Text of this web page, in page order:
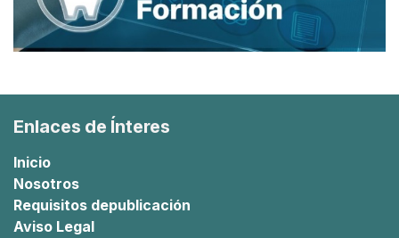
Enlaces de Ínteres
Inicio
Nosotros
Requisitos depublicación
Aviso Legal